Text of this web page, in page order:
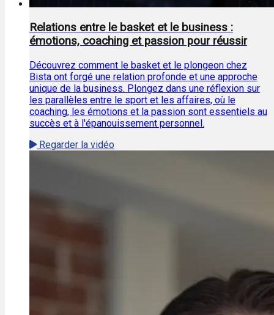
Relations entre le basket et le business :
émotions, coaching et passion pour réussir
Découvrez comment le basket et le plongeon chez
Bista ont forgé une relation profonde et une approche
unique de la business. Plongez dans une réflexion sur
les parallèles entre le sport et les affaires, où le
coaching, les émotions et la passion sont essentiels au
succès et à l'épanouissement personnel.
Regarder la vidéo